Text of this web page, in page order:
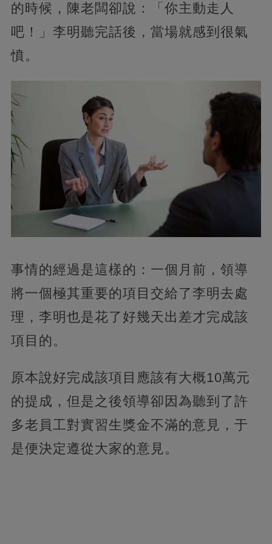
的時候，陳老闆卻說：「你主動走人
吧！」李明聽完話後，當場就感到很氣
憤。
事情的經過是這樣的：一個月前，領導
將一個極其重要的項目交給了李明去處
理，李明也是花了好幾天出差才完成該
項目的。
原本說好完成該項目應該有大概10萬元
的提成，但是之後領導卻因為聽到了許
多老員工對實習生獎金不滿的意見，于
是便決定遵從大家的意見。